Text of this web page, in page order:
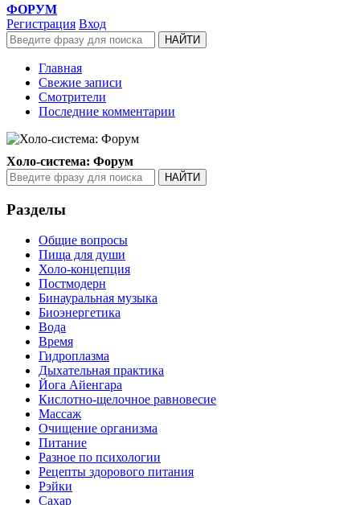
ФОРУМ
Регистрация Вход
Главная
Свежие записи
Смотрители
Последние комментарии
Холо-система: Форум
Разделы
Общие вопросы
Пища для души
Холо-концепция
Постмодерн
Бинауральная музыка
Биоэнергетика
Вода
Время
Гидроплазма
Дыхательная практика
Йога Айенгара
Кислотно-щелочное равновесие
Массаж
Очищение организма
Питание
Разное по психологии
Рецепты здорового питания
Рэйки
Сахар